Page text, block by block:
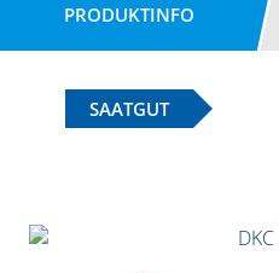
PRODUKTINFO
SAATGUT